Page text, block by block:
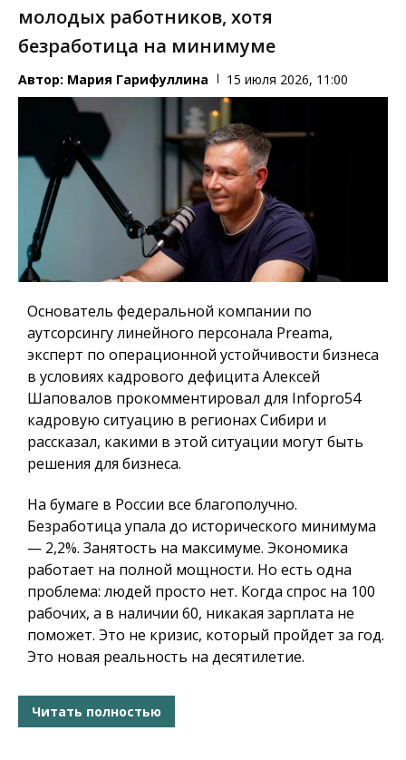
молодых работников, хотя
безработица на минимуме
Автор: Мария Гарифуллина 15 июля 2026, 11:00
Основатель федеральной компании по
аутсорсингу линейного персонала Preama,
эксперт по операционной устойчивости бизнеса
в условиях кадрового дефицита Алексей
Шаповалов прокомментировал для Infopro54
кадровую ситуацию в регионах Сибири и
рассказал, какими в этой ситуации могут быть
решения для бизнеса.
На бумаге в России все благополучно.
Безработица упала до исторического минимума
— 2,2%. Занятость на максимуме. Экономика
работает на полной мощности. Но есть одна
проблема: людей просто нет. Когда спрос на 100
рабочих, а в наличии 60, никакая зарплата не
поможет. Это не кризис, который пройдет за год.
Это новая реальность на десятилетие.
Читать полностью